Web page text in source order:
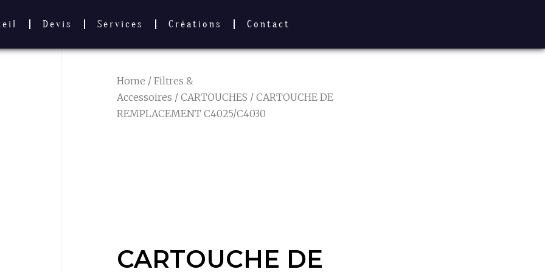
Devis Services Créations Contact
Home / Filtres &
Accessoires / CARTOUCHES / CARTOUCHE DE
REMPLACEMENT C4025/C4030
CARTOUCHE DE